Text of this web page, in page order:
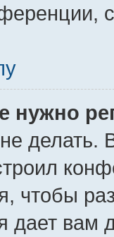
нужно
делать.
чтобы
дает вам